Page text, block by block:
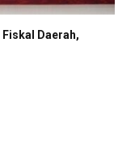
Daerah,